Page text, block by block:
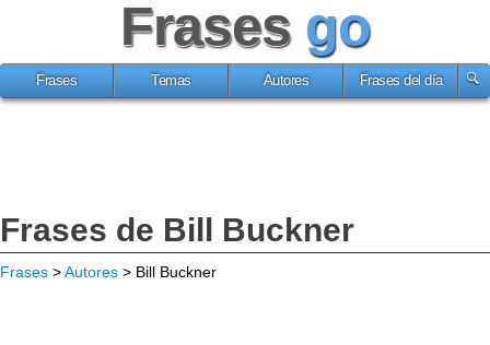
Frases go
Frases Temas Autores Frases del día
Frases de Bill Buckner
Frases >Autores > Bill Buckner